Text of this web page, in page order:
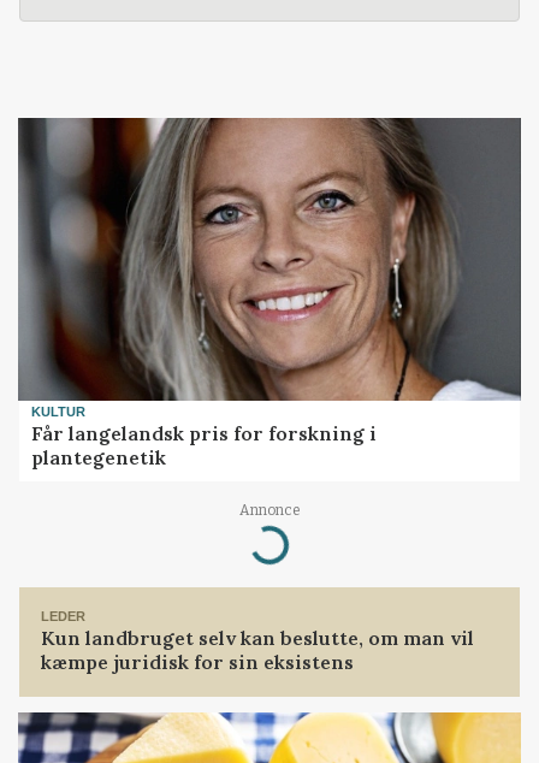
KULTUR
Får langelandsk pris for forskning i
plantegenetik
Annonce
Loading...
LEDER
Kun landbruget selv kan beslutte, om man vil
kæmpe juridisk for sin eksistens